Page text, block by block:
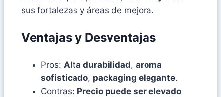
sus fortalezas y áreas de mejora.
Ventajas y Desventajas
Pros: Alta durabilidad, aroma
sofisticado, packaging elegante.
Contras: Precio puede ser elevado